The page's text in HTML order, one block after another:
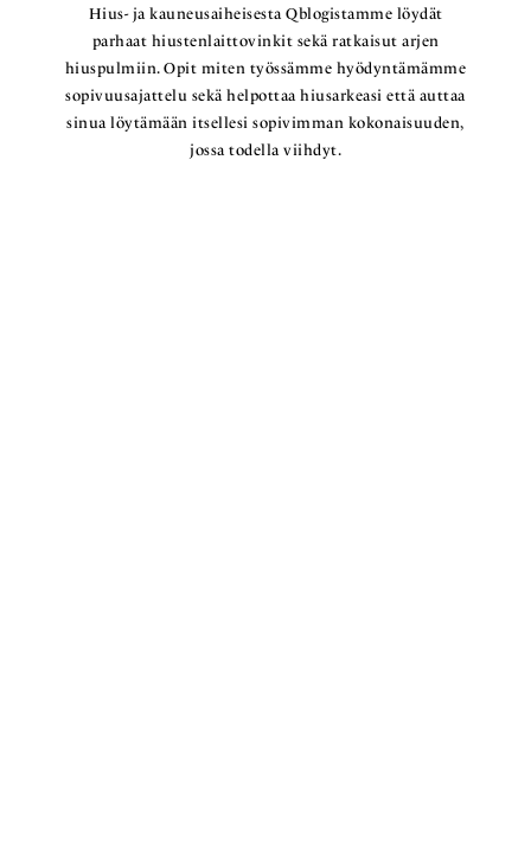
Hius- ja kauneusaiheisesta Qblogistamme löydät
parhaat hiustenlaittovinkit sekä ratkaisut arjen
hiuspulmiin. Opit miten työssämme hyödyntämämme
sopivuusajattelu sekä helpottaa hiusarkeasi että auttaa
sinua löytämään itsellesi sopivimman kokonaisuuden,
jossa todella viihdyt.